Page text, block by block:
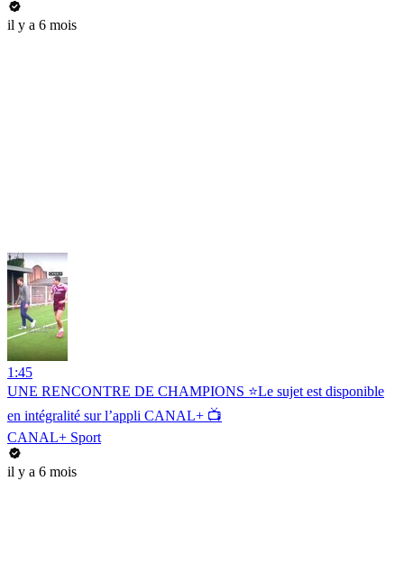
il y a 6 mois
1:45
UNE RENCONTRE DE CHAMPIONS ⭐️Le sujet est disponible
en intégralité sur l’appli CANAL+ 📺
CANAL+ Sport
il y a 6 mois